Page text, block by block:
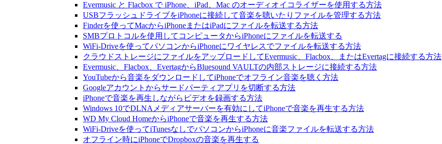
Evermusic と Flacbox で iPhone、iPad、Mac のオーディオイコライザーを使用する方法
USBフラッシュドライブをiPhoneに接続して音楽を聴いたりファイルを管理する方法
Finderを使ってMacからiPhoneまたはiPadにファイルを転送する方法
SMBプロトコルを使用してコンピュータからiPhoneにファイルを転送する
WiFi-Driveを使ってパソコンからiPhoneにワイヤレスでファイルを転送する方法
クラウドストレージにファイルをアップロードしてEvermusic、Flacbox、またはEvertagに接続する方法
Evermusic、Flacbox、EvertagからBluesound VAULTの内部ストレージに接続する方法
YouTubeから音楽をダウンロードしてiPhoneでオフライン音楽を聴く方法
Googleアカウントからサードパーティアプリを切断する方法
iPhoneで音楽を再生しながらビデオを録画する方法
Windows 10でDLNAメディアサーバーを有効にしてiPhoneで音楽を再生する方法
WD My Cloud HomeからiPhoneで音楽を再生する方法
WiFi-Driveを使ってiTunesなしでパソコンからiPhoneに音楽ファイルを転送する方法
オフライン時にiPhoneでDropboxの音楽を再生する